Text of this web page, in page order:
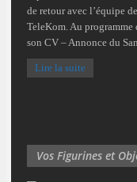
de retour avec l’équipe
TeleKom. Au programme
son CV – Annonce du
Lire la suite
Vos Figurines et